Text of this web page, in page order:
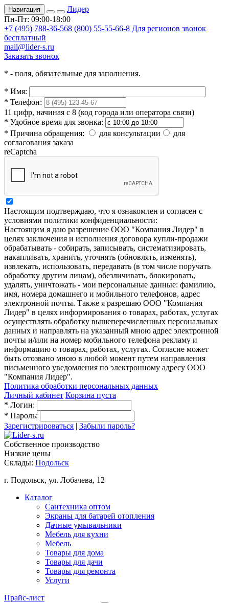
Навигация
Лидер
Пн-Пт: 09:00-18:00
+7 (495) 788-36-568 (800) 55-55-66-8 Для регионов звонок
бесплатный
mail@lider-s.ru
Заказать звонок
* - поля, обязательные для заполнения.
* Имя:
* Телефон:
11 цифр, начиная с 8 (код города или оператора связи)
* Удобное время для звонка:
* Причина обращения: для консультации
для
согласования заказа
reCaptcha
Настоящим подтверждаю, что я ознакомлен и согласен с
условиями политики конфиденциальности:
Настоящим я даю разрешение ООО "Компания Лидер" в
целях заключения и исполнения договора купли-продажи
обрабатывать - собирать, записывать, систематизировать,
накапливать, хранить, уточнять (обновлять, изменять),
извлекать, использовать, передавать (в том числе поручать
обработку другим лицам), обезличивать, блокировать,
удалять, уничтожать - мои персональные данные: фамилию,
имя, номера домашнего и мобильного телефонов, адрес
электронной почты. Также я разрешаю ООО "Компания
Лидер" в целях информирования о товарах, работах, услугах
осуществлять обработку вышеперечисленных персональных
данных и направлять на указанный мною адрес электронной
почты и/или на номер мобильного телефона рекламу и
информацию о товарах, работах, услугах. Согласие может
быть отозвано мною в любой момент путем направления
письменного уведомления по электронному адресу ООО
"Компания Лидер".
Политика обработки персональных данных
Личный кабинет Корзина пуста
* Логин:
* Пароль:
Зарегистрироваться | Забыли пароль?
Собственное производство
Низкие цены
Склады: Подольск
г. Подольск, ул. Лобачева, 12
Каталог
Сантехника оптом
Экраны для батарей отопления
Дачные умывальники
Мебель для кухни
Мебель
Товары для дома
Товары для дачи
Товары для ремонта
Услуги
Прайс-лист